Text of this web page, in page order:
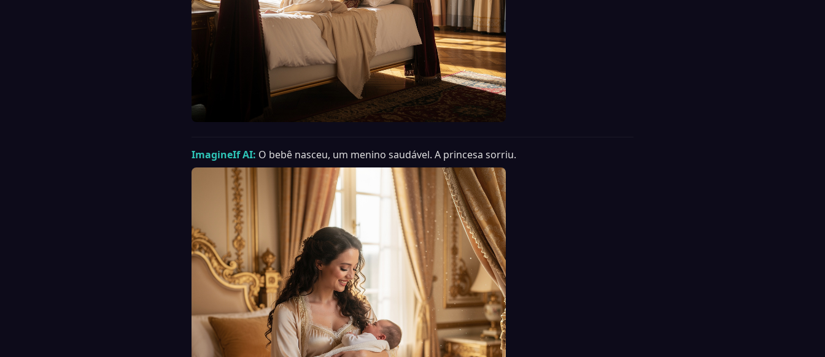
ImagineIf AI: O bebê nasceu, um menino saudável. A princesa sorriu.